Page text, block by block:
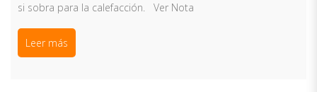
si sobra para la calefacción. Ver Nota
Leer más